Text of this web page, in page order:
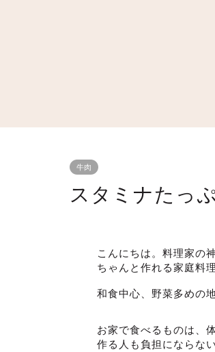
牛肉
スタミナたっ
こんにちは。料理家の
ちゃんと作れる家庭料理
和食中心、野菜多めの
お家で食べるものは、
作る人も負担にならない